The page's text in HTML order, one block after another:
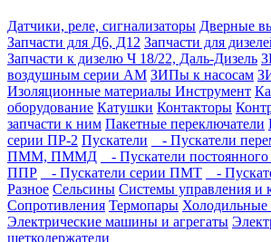
Датчики, реле, сигнализаторы Дверные
Запчасти для Д6, Д12 Запчасти для
Запчасти к дизелю Ч 18/22, Даль-Дизель
воздушным серии АМ ЗИПы к насосам
Изоляционные материалы Инструмент
оборудование Катушки Контакторы
запчасти к ним Пакетные переключатели
серии ПР-2 Пускатели
- Пускатели
ПММ, ПММД
- Пускатели
ППР
- Пускатели серии ПМТ
-
Разное Сельсины Системы управления и
Сопротивления Термопары Холодильные
Электрические машины и агрегаты
щеткодержатели